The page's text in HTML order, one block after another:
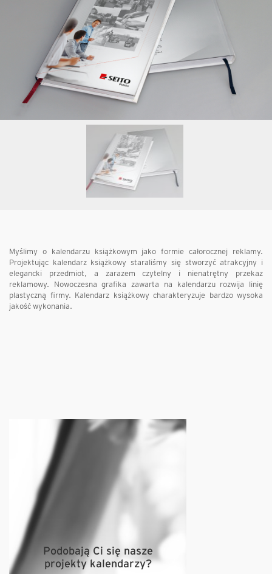
Myślimy o kalendarzu książkowym jako formie całorocznej reklamy.
Projektując kalendarz książkowy staraliśmy się stworzyć atrakcyjny i
elegancki przedmiot, a zarazem czytelny i nienatrętny przekaz
reklamowy. Nowoczesna grafika zawarta na kalendarzu rozwija linię
plastyczną firmy. Kalendarz książkowy charakteryzuje bardzo wysoka
jakość wykonania.
Podobają Ci się nasze
projekty kalendarzy?